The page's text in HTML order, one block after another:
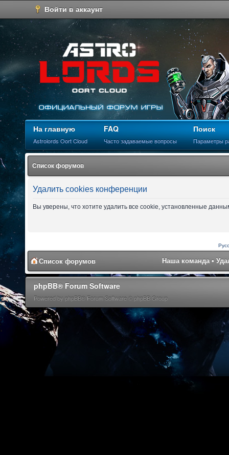
Войти в аккаунт
На главную
Astrolords Oort Cloud
FAQ
Часто задаваемые вопросы
Поиск
Параметры
Список форумов
Удалить cookies конференции
Вы уверены, что хотите удалить все cookie, установленные
Список форумов Наша команда•
phpBB® Forum Software
Powered by phpBB® Forum Software © phpBB Group